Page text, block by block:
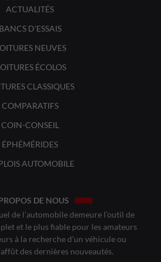
ACTUALITÉS
BANCS D'ESSAIS
NEUVES
ÉCOLOS
CLASSIQUES
COMPARATIFS
COIN-CONSEIL
ÉPHÉMÉRIDES
AUTOMOBILE
DE NOUS
de l’automobile demeure l’outil de
et le plus fiable pour les amateurs
à la recherche d’un véhicule ou
des dernières nouveautés.